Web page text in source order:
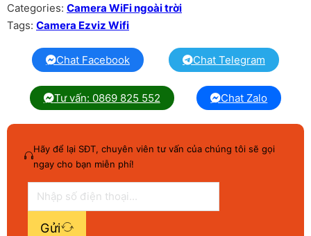
Categories: Camera WiFi ngoài trời
Tags: Camera Ezviz Wifi
Chat Facebook Chat Telegram
Tư vấn: 0869 825 552 Chat Zalo
Hãy để lại SĐT, chuyên viên tư vấn của chúng tôi sẽ gọi
ngay cho bạn miễn phí!
Gửi